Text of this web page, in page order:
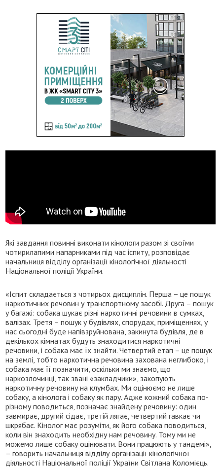
Які завдання повинні виконати кінологи разом зі своїми
чотирилапими напарниками під час іспиту, розповідає
начальниця відділу організації кінологічної діяльності
Національної поліції України.
«Іспит складається з чотирьох дисциплін. Перша – це пошук
наркотичних речовин у транспортному засобі. Друга – пошук
у багажі: собака шукає різні наркотичні речовини в сумках,
валізах. Третя – пошук у будівлях, спорудах, приміщеннях, у
нас сьогодні буде напівзруйнована, закинута будівля, де в
декількох кімнатах будуть знаходитися наркотичні
речовини, і собака має їх знайти. Четвертий етап – це пошук
на землі, тобто наркотична речовина захована неглибоко, і
собака має її позначити, оскільки ми знаємо, що
наркозлочинці, так звані «закладчики», закопують
наркотичну речовину на клумбах. Ми оцінюємо не лише
собаку, а кінолога і собаку як пару. Адже кожний собака по-
різному поводиться, позначає знайдену речовину: один
завмирає, другий сідає, третій лягає, четвертий гавкає чи
шкрябає. Кінолог має розуміти, як його собака поводиться,
коли він знаходить необхідну нам речовину. Тому ми не
можемо лише собаку оцінювати. Вони працюють у тандемі»,
– говорить начальниця відділу організації кінологічної
діяльності Національної поліції України Світлана Коломієць.